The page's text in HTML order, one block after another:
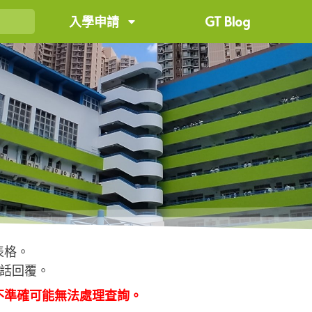
入學申請 GT Blog
。
回覆。
確可能無法處理查詢。